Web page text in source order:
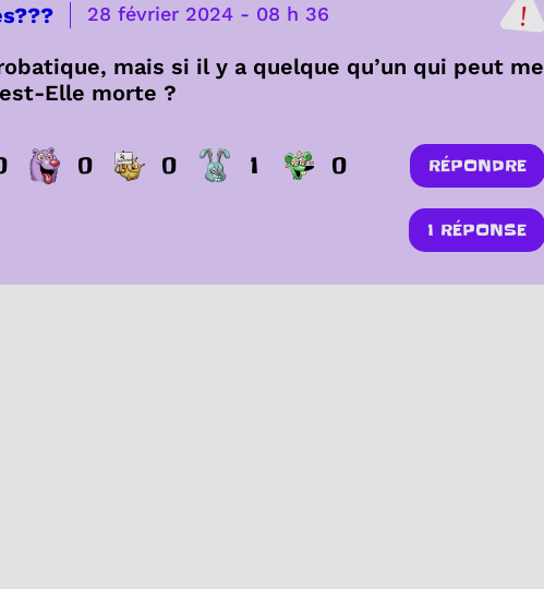
28 février 2024 - 08 h 36
mais si il y a quelque qu’un qui peut me
Elle morte ?
0 0 1 0 RÉPONDRE
1 RÉPONSE